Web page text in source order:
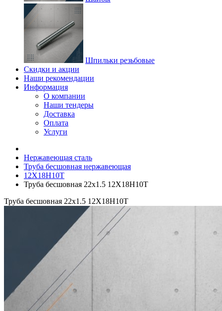
Шпильки резьбовые
Скидки и акции
Наши рекомендации
Информация
О компании
Наши тендеры
Доставка
Оплата
Услуги
Нержавеющая сталь
Труба бесшовная нержавеющая
12Х18Н10Т
Труба бесшовная 22х1.5 12Х18Н10Т
Труба бесшовная 22х1.5 12Х18Н10Т